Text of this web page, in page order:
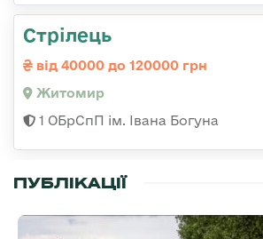
Стрілець
від 40000 до 120000 грн
Житомир
1 ОБрСпП ім. Івана Богуна
ПУБЛІКАЦІЇ